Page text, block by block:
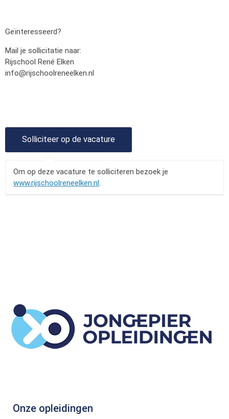
Geïnteresseerd?
Mail je sollicitatie naar:
Rijschool René Elken
info@rijschoolreneelken.nl
Om op deze vacature te solliciteren bezoek je
www.rijschoolreneelken.nl.
Onze opleidingen